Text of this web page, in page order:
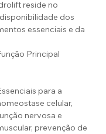
reside no
dos
essenciais e da
Principal
para a
celular,
nervosa e
prevenção de